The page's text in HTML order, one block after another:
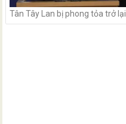
Tân Tây Lan bị phong tỏa trở lại